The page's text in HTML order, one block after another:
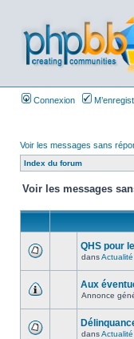
Connexion
Voir les messages sans
Index du forum
Voir les messages
QHS pour
dans
Aux
Annonce
dans